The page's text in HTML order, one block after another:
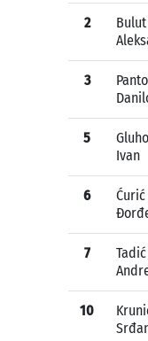
2
Bulut
3
5
Ivan
6
Ćurić
7
Tadić
10